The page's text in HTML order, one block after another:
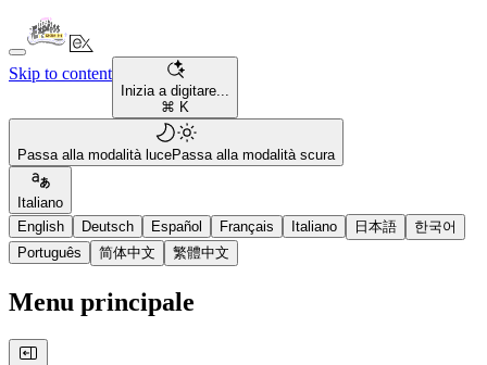
Skip to content
Inizia a digitare...
⌘ K
Passa alla modalità lucePassa alla modalità scura
Italiano
English
Deutsch Español Français Italiano 日本語
한국어
Português
简体中文 繁體中文
Menu principale